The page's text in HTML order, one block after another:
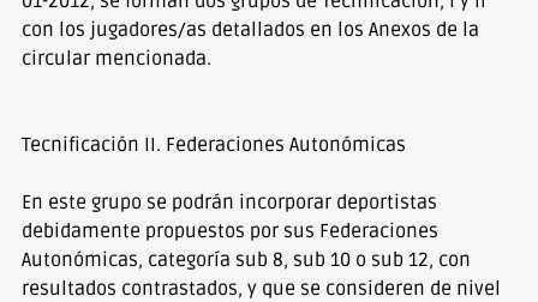
con los jugadores/as detallados en los Anexos de la
circular mencionada.
Tecnificación II. Federaciones Autonómicas
En este grupo se podrán incorporar deportistas
debidamente propuestos por sus Federaciones
Autonómicas, categoría sub 8, sub 10 o sub 12, con
resultados contrastados, y que se consideren de nivel